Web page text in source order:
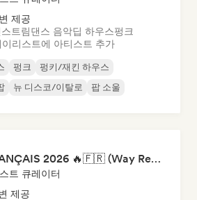
제공
트림댄스 음악딥 하우스펑크
리스트에 아티스트 추가
펑크
펑키/재킨 하우스
뉴 디스코/이탈로 팝 소울
RAP FRANÇAIS 2026 🔥🇫🇷 (Way Records)
트 큐레이터
제공